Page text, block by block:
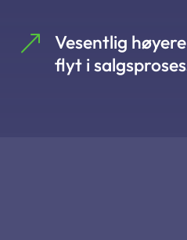
&
Vesentlig
flyt i